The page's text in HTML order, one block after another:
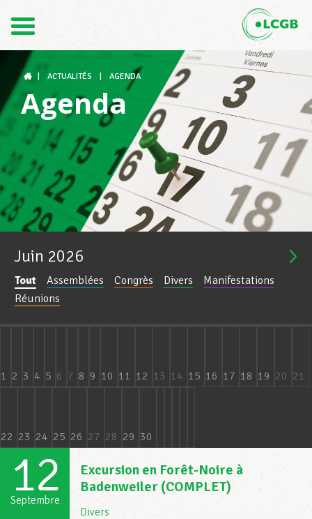
DE
Le LCGB
Structures syndicales
Assistance au Travail
Vos droits
Devenir Membre
Actualités
ACTUALITÉS AGENDA
Agenda
Juin 2026
Tout Assemblées Congrès Divers
Manifestations
Réunions
1 2 3 4 5 6 7 8 9 10 11 12 13 14 15 16 17 18 19 20 21
22 23 24 25 26 27 28 29 30
12
Septembre
Excursion en Forêt-Noire à
Badenweiler (COMPLET)
Divers